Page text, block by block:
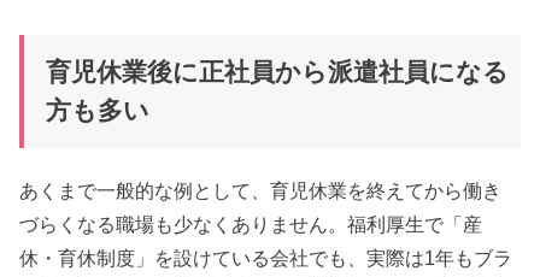
育児休業後に正社員から派遣社員になる
方も多い
あくまで一般的な例として、育児休業を終えてから働き
づらくなる職場も少なくありません。福利厚生で「産
休・育休制度」を設けている会社でも、実際は1年もブラ